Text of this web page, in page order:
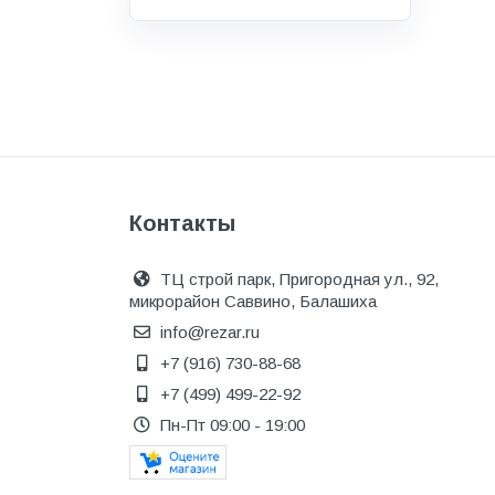
ДПК
Дренажные системы
Запорная арматура и
регулирующая
Изоляция
Инженерная сантехника
Инженерная сантехника и
инструменты
Контакты
ТЦ строй парк, Пригородная ул., 92,
микрорайон Саввино, Балашиха
info@rezar.ru
+7 (916) 730-88-68
+7 (499) 499-22-92
Пн-Пт 09:00 - 19:00